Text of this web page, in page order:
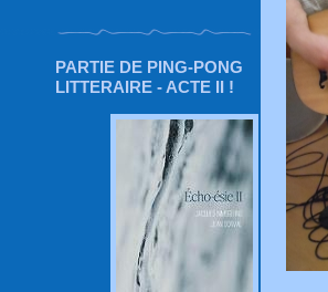
PARTIE DE PING-PONG
LITTERAIRE - ACTE II !